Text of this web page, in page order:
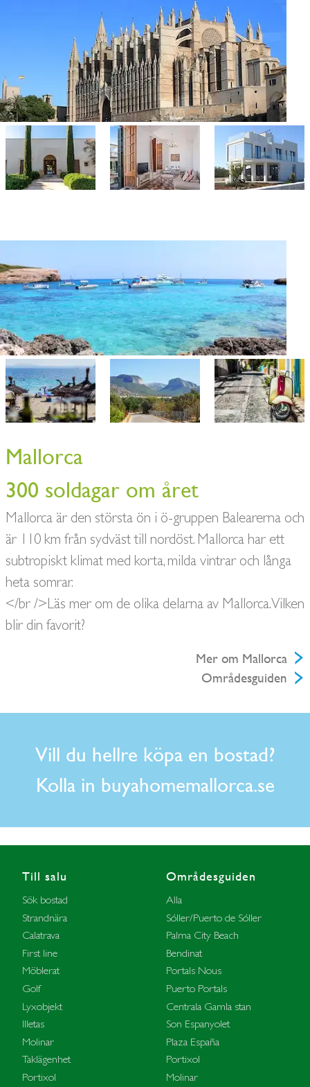
Mallorca
300 soldagar om året
Mallorca är den största ön i ö-gruppen Balearerna och
är 110 km från sydväst till nordöst. Mallorca har ett
subtropiskt klimat med korta, milda vintrar och långa
heta somrar.
</br />Läs mer om de olika delarna av Mallorca. Vilken
blir din favorit?
Mer om Mallorca
Områdesguiden
Vill du hellre köpa en bostad?
Kolla in buyahomemallorca.se
Till salu
Sök bostad
Strandnära
Calatrava
First line
Möblerat
Golf
Lyxobjekt
Illetas
Molinar
Taklägenhet
Portixol
Områdesguiden
Alla
Sóller/Puerto de Sóller
Palma City Beach
Bendinat
Portals Nous
Puerto Portals
Centrala Gamla stan
Son Espanyolet
Plaza España
Portixol
Molinar